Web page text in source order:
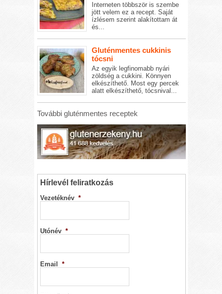
Interneten többször is szembe
jött velem ez a recept. Saját
ízlésem szerint alakítottam át
és...
Gluténmentes cukkinis
tócsni
Az egyik legfinomabb nyári
zöldség a cukkini. Könnyen
elkészíthető. Most egy percek
alatt elkészíthető, tócsnival...
További gluténmentes receptek
Hírlevél feliratkozás
Vezetéknév *
Utónév *
Email *